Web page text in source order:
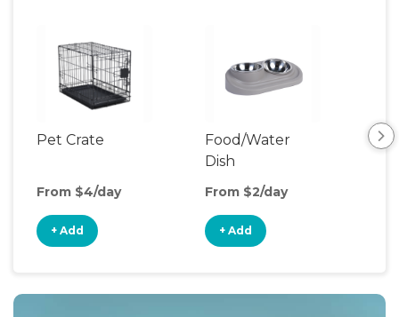
Pet Crate
From $4/day
+ Add
Food/Water
Dish
From $2/day
+ Add